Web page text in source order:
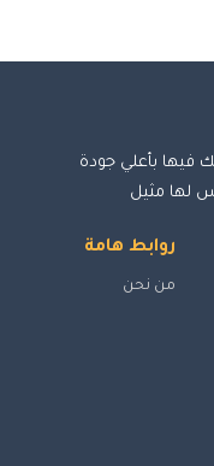
فيها بأعلي جودة
لها مثيل
روابط هامة
من نحن